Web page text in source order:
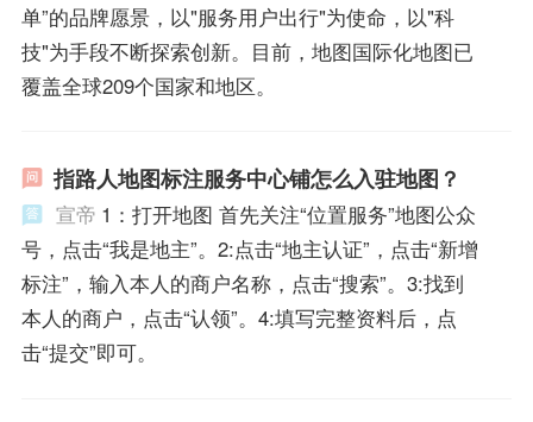
单”的品牌愿景，以"服务用户出行"为使命，以"科
技"为手段不断探索创新。目前，地图国际化地图已
覆盖全球209个国家和地区。
指路人地图标注服务中心铺怎么入驻地图？
宣帝 1：打开地图 首先关注“位置服务”地图公众
号，点击“我是地主”。2:点击“地主认证”，点击“新增
标注”，输入本人的商户名称，点击“搜索”。3:找到
本人的商户，点击“认领”。4:填写完整资料后，点
击“提交”即可。